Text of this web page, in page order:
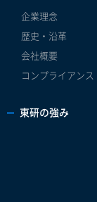
企業理念
歴史・沿革
会社概要
コンプライアンス
東研の強み